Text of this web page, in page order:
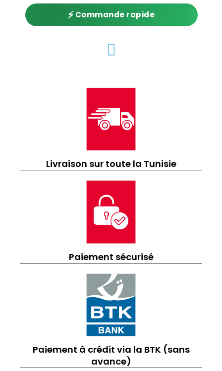
⚡ Commande rapide
Livraison sur toute la Tunisie
Paiement sécurisé
Paiement à crédit via la BTK (sans
avance)